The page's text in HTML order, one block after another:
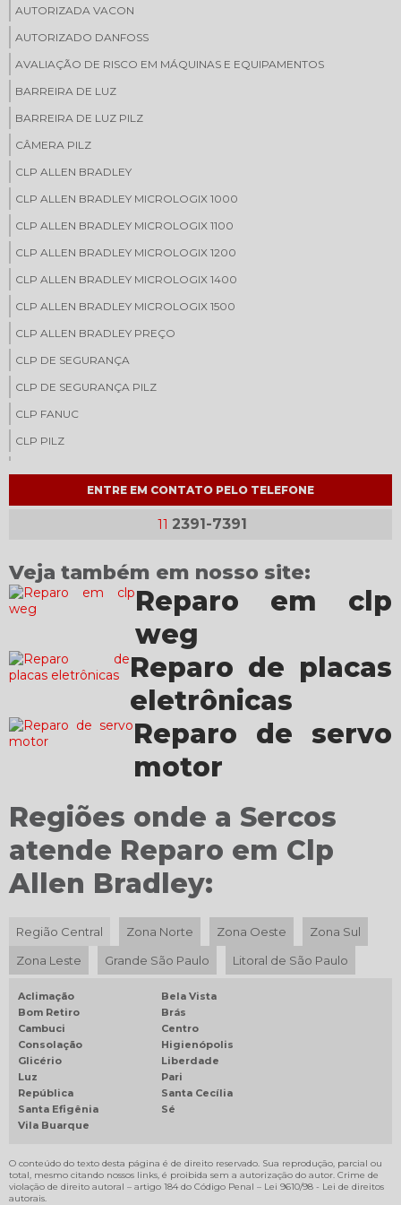
AUTORIZADA VACON
AUTORIZADO DANFOSS
AVALIAÇÃO DE RISCO EM MÁQUINAS E EQUIPAMENTOS
BARREIRA DE LUZ
BARREIRA DE LUZ PILZ
CÂMERA PILZ
CLP ALLEN BRADLEY
CLP ALLEN BRADLEY MICROLOGIX 1000
CLP ALLEN BRADLEY MICROLOGIX 1100
CLP ALLEN BRADLEY MICROLOGIX 1200
CLP ALLEN BRADLEY MICROLOGIX 1400
CLP ALLEN BRADLEY MICROLOGIX 1500
CLP ALLEN BRADLEY PREÇO
CLP DE SEGURANÇA
CLP DE SEGURANÇA PILZ
CLP FANUC
CLP PILZ
CONSERTO DE PLACAS ELETRÔNICAS
CONSERTO DE SERVO DRIVE
CONVERSOR DANFOSS
CONVERSOR DE FREQUÊNCIA
CONVERSOR DE FREQUÊNCIA DANFOSS
CORTINA DE LUZ
CORTINA DE LUZ PILZ
CORTINA DE LUZ PREÇO
DESENVOLVIMENTO DE SOFTWARE PARA CLP
DISTRIBUIDOR AUTORIZADO DANFOSS
DISTRIBUIDOR AUTORIZADO SCHNEIDER ELECTRIC
DISTRIBUIDOR DANFOSS
DISTRIBUIDOR PILZ
DISTRIBUIDOR VACON
INVERSOR DE FREQUÊNCIA VACON
INVERSORES DE FREQUÊNCIA DANFOSS
INVERSORES DE FREQUENCIA SCHNEIDER
INVERSORES DE FREQUÊNCIA SIEMENS
INVERSORES DE FREQUÊNCIA WEG
LAUDO NR 12
MANUTENÇÃO DE MOTOR CC
MANUTENÇÃO DE MOTORES CORRENTE CONTÍNUA
ENTRE EM CONTATO PELO TELEFONE
11 2391-7391
Veja também em nosso site:
Reparo em clp
weg
Reparo de placas
eletrônicas
Reparo de servo
motor
Regiões onde a Sercos
atende Reparo em Clp
Allen Bradley:
Região Central Zona Norte Zona Oeste
Zona Sul
Zona Leste
Grande São Paulo Litoral de São Paulo
Aclimação
Bela Vista
Bom Retiro
Brás
Cambuci
Centro
Consolação
Higienópolis
Glicério
Liberdade
Luz
Pari
República
Santa Cecília
Santa Efigênia
Sé
Vila Buarque
O conteúdo do texto desta página é de direito reservado. Sua reprodução, parcial ou
total, mesmo citando nossos links, é proibida sem a autorização do autor. Crime de
violação de direito autoral – artigo 184 do Código Penal – Lei 9610/98 - Lei de direitos
autorais.